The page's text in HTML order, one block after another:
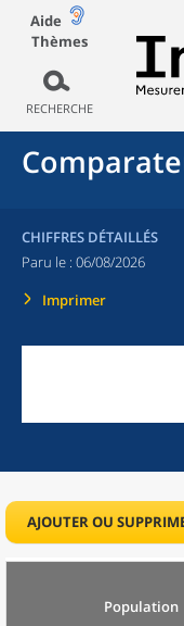
Aide
Thèmes
RECHERCHE
CHIFFRES DÉTAILLÉS
Paru le : 06/08/2026
Imprimer
AJOUTER OU
Population